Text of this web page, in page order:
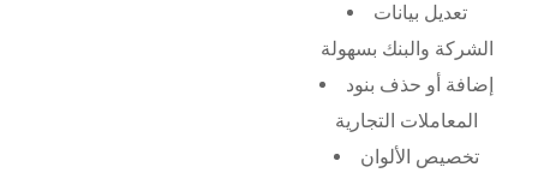
تعديل بيانات
الشركة والبنك بسهولة
إضافة أو حذف بنود
المعاملات التجارية
تخصيص الألوان